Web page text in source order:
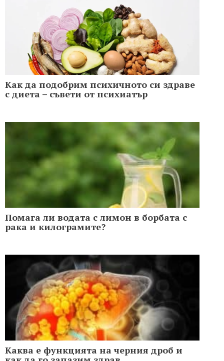
Как да подобрим психичното си здраве
с диета – съвети от психиатър
Помага ли водата с лимон в борбата с
рака и килограмите?
Каква е функцията на черния дроб и